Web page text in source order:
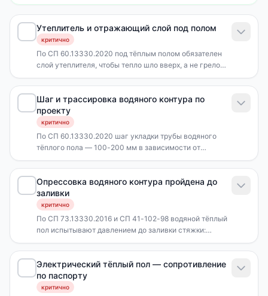
Утеплитель и отражающий слой под полом
критично
По СП 60.13330.2020 под тёплым полом обязателен
слой утеплителя, чтобы тепло шло вверх, а не грело
плиту перекрытия. Для пола по грунту —
пенополистирол 50-100 мм, по перекрытию — 20-30
мм фольгированный. Сверху — отражающий слой
(металлизированная плёнка).
Шаг и трассировка водяного контура по
проекту
критично
По СП 60.13330.2020 шаг укладки трубы водяного
тёплого пола — 100-200 мм в зависимости от
расчёта. Длина одного контура не более 80-100 м при
трубе 16 мм (иначе растут гидравлические потери и
неравномерный нагрев). Каждый контур
подключается к своему отводу коллектора.
Опрессовка водяного контура пройдена до
заливки
критично
По СП 73.13330.2016 и СП 41-102-98 водяной тёплый
пол испытывают давлением до заливки стяжки:
пробное давление = 1,5 × рабочее, но не менее 0,6
МПа (6 бар). Испытание проводят не менее 30 минут,
падение давления не более 0,02 МПа (0,2 бар). Контур
должен находиться под давлением во время заливки
стяжки.
Электрический тёплый пол — сопротивление
по паспорту
критично